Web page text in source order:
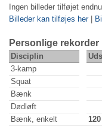
Ingen billeder tilføjet
Billeder kan tilføjes her|
Personlige rekorder
Disciplin
3-kamp
Squat
Bænk
Dødløft
Bænk, enkelt
120